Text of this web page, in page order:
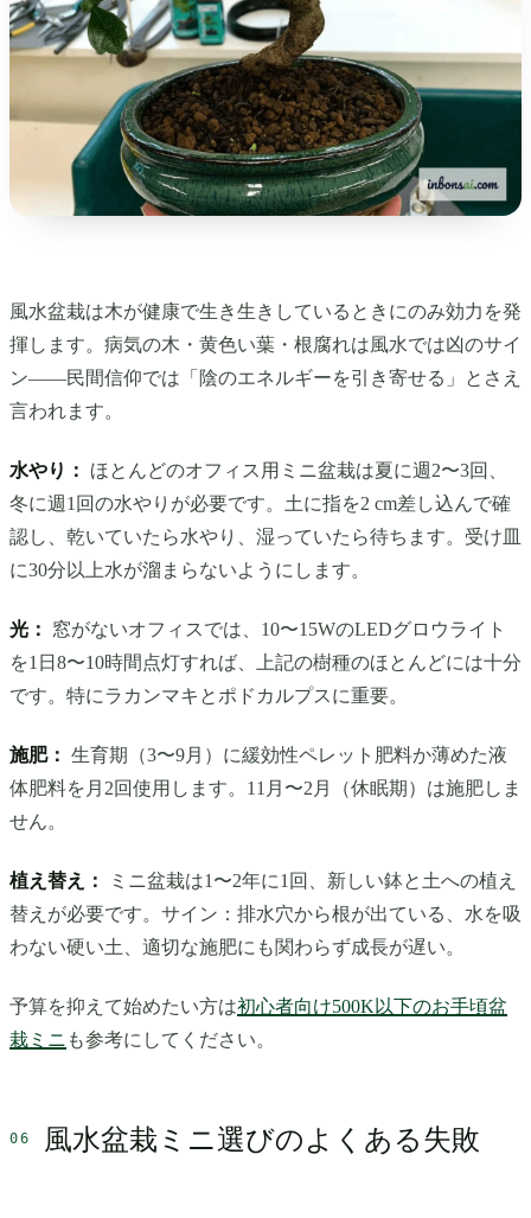
風水盆栽は木が健康で生き生きしているときにのみ効力を発
揮します。病気の木・黄色い葉・根腐れは風水では凶のサイ
ン——民間信仰では「陰のエネルギーを引き寄せる」とさえ
言われます。
水やり：
ほとんどのオフィス用ミニ盆栽は夏に週2〜3回、
冬に週1回の水やりが必要です。土に指を2 cm差し込んで確
認し、乾いていたら水やり、湿っていたら待ちます。受け皿
に30分以上水が溜まらないようにします。
光：
窓がないオフィスでは、10〜15WのLEDグロウライト
を1日8〜10時間点灯すれば、上記の樹種のほとんどには十分
です。特にラカンマキとポドカルプスに重要。
施肥： 生育期（3〜9月）に緩効性ペレット肥料か薄めた液
体肥料を月2回使用します。11月〜2月（休眠期）は施肥しま
せん。
植え替え：
ミニ盆栽は1〜2年に1回、新しい鉢と土への植え
替えが必要です。サイン：排水穴から根が出ている、水を吸
わない硬い土、適切な施肥にも関わらず成長が遅い。
予算を抑えて始めたい方は初心者向け500K以下のお手頃盆
栽ミニ も参考にしてください。
風水盆栽ミニ選びのよくある失敗